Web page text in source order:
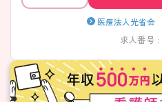
医療法人光省会
求人番号 :